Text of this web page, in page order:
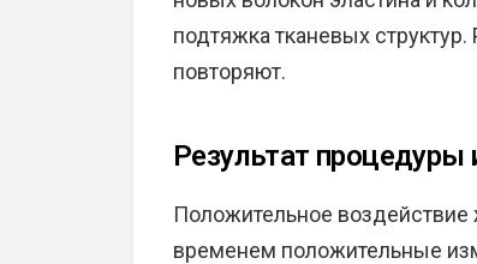
подтяжка тканевых структур.
повторяют.
Результат процедуры
Положительное
временем положительные